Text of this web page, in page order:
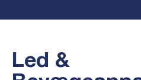
Led &